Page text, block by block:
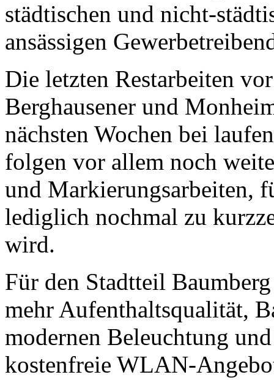
städtischen und nicht-
ansässigen
Die letzten Restarbeiten
Berghausener und
nächsten Wochen bei
folgen vor allem noch
und Markierungsarbeiten,
lediglich nochmal zu
wird.
Für den Stadtteil
mehr Aufenthaltsqualität,
modernen Beleuchtung
kostenfreie WLAN-